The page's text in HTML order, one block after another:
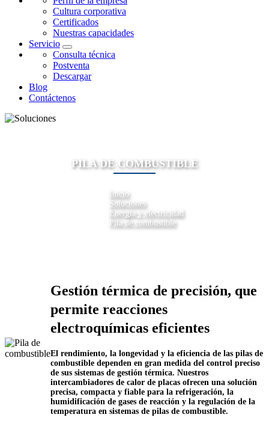
Cultura corporativa
Certificados
Nuestras capacidades
Servicio
Consulta técnica
Postventa
Descargar
Blog
Contáctenos
PILA DE COMBUSTIBLE
Inicio
Soluciones
Energía y electricidad
Pila de combustible
Gestión térmica de precisión, que
permite reacciones
electroquímicas eficientes
El rendimiento, la longevidad y la eficiencia de las pilas de
combustible dependen en gran medida del control preciso
de sus sistemas de gestión térmica. Nuestros
intercambiadores de calor de placas ofrecen una solución
precisa, compacta y fiable para la refrigeración, la
humidificación de gases de reacción y la regulación de la
temperatura en sistemas de pilas de combustible.